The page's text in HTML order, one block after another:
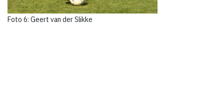
Foto 6: Geert van der Slikke